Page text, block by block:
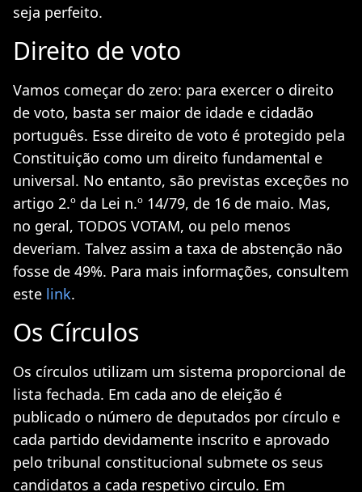
seja perfeito.
Direito de voto
Vamos começar do zero: para exercer o direito
de voto, basta ser maior de idade e cidadão
português. Esse direito de voto é protegido pela
Constituição como um direito fundamental e
universal. No entanto, são previstas exceções no
artigo 2.º da Lei n.º 14/79, de 16 de maio. Mas,
no geral, TODOS VOTAM, ou pelo menos
deveriam. Talvez assim a taxa de abstenção não
fosse de 49%. Para mais informações, consultem
este link.
Os Círculos
Os círculos utilizam um sistema proporcional de
lista fechada. Em cada ano de eleição é
publicado o número de deputados por círculo e
cada partido devidamente inscrito e aprovado
pelo tribunal constitucional submete os seus
candidatos a cada respetivo circulo. Em